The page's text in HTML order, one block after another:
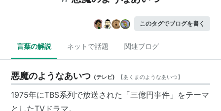
このタグでブログを書く
言葉の解説 ネットで話題 関連ブログ
悪魔のようなあいつ (テレビ) 【あくまのようなあいつ】
1975年にTBS系列で放送された「三億円事件」をテーマ
としたTVドラマ。